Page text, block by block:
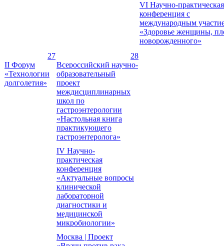
VI Научно-практическая
конференция с
международным
«Здоровье женщины,
новорожденного»
27
II Форум
«Технологии
долголетия»
28
Всероссийский научно-
образовательный
проект
междисциплинарных
школ по
гастроэнтерологии
«Настольная книга
практикующего
гастроэнтеролога»
IV Научно-
практическая
конференция
«Актуальные вопросы
клинической
лабораторной
диагностики и
медицинской
микробиологии»
Москва | Проект